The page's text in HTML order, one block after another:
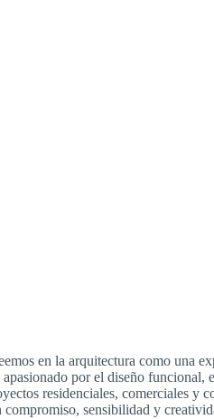
en la arquitectura como una
por el diseño funcional,
residenciales, comerciales y
compromiso, sensibilidad y